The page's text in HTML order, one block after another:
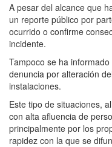
A pesar del alcance que
un reporte público por
ocurrido o confirme
incidente.
Tampoco se ha
denuncia por alteración
instalaciones.
Este tipo de situaciones,
con alta afluencia de
principalmente por los
rapidez con la que se